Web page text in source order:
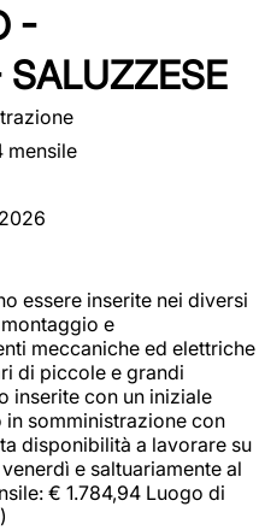
-
SALUZZESE
mensile
essere inserite nei diversi
e
meccaniche ed elettriche
di piccole e grandi
inserite con un iniziale
somministrazione con
disponibilità a lavorare su
e saltuariamente al
€ 1.784,94 Luogo di